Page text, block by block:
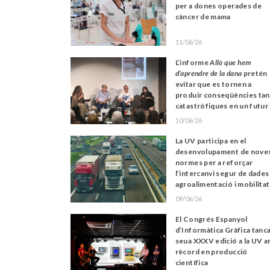
per a dones operades de
càncer de mama
11/06/26
L’informeAllò que hem
d’aprendre de la dana pretén
evitar que es tornen a
produir conseqüències tan
catastròfiques en un futur
10/06/26
La UV participa en el
desenvolupament de
normes per a reforçar
l’intercanvi segur de
agroalimentació i mobilitat
09/06/26
El Congrés Espanyol
d’Informàtica Gràfica
seua XXXV edició a la UV
rècord en producció
científica